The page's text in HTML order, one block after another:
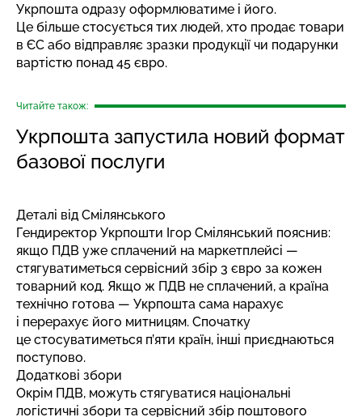
Укрпошта одразу оформлюватиме і його.
Це більше стосується тих людей, хто продає товари
в ЄС або відправляє зразки продукції чи подарунки
вартістю понад 45 євро.
Читайте також:
Укрпошта запустила новий формат
базової послуги
Деталі від Смілянського
Гендиректор Укрпошти Ігор Смілянський пояснив:
якщо ПДВ уже сплачений на маркетплейсі —
стягуватиметься сервісний збір 3 євро за кожен
товарний код. Якщо ж ПДВ не сплачений, а країна
технічно готова — Укрпошта сама нарахує
і перерахує його митницям. Спочатку
це стосуватиметься п’яти країн, інші приєднаються
поступово.
Додаткові збори
Окрім ПДВ, можуть стягуватися національні
логістичні збори та сервісний збір поштового